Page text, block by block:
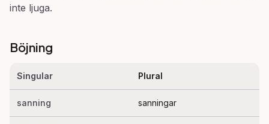
inte ljuga.
Böjning
Singular Plural
sanning sanningar